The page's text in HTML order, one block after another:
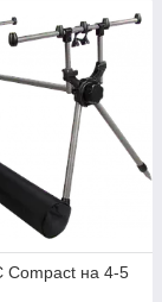
Compact на 4-5